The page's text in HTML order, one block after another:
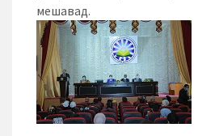
мешавад.